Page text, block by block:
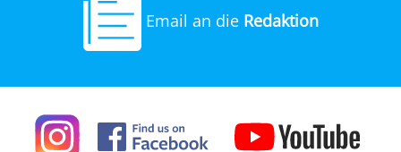
Email an die Redaktion